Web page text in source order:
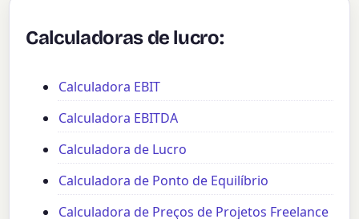
Calculadoras de lucro:
Calculadora EBIT
Calculadora EBITDA
Calculadora de Lucro
Calculadora de Ponto de Equilíbrio
Calculadora de Preços de Projetos Freelance